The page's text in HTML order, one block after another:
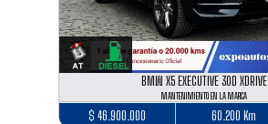
BMW X5 EXECUTIVE 30D XDRIVE
MANTENIMIENTO EN LA MARCA
$ 46.900.000 60.200 Km